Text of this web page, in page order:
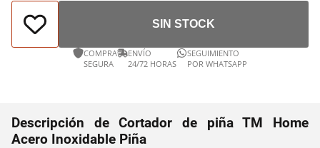
SIN STOCK
COMPRA
SEGURA
ENVÍO
24/72 HORAS
SEGUIMIENTO
POR WHATSAPP
Descripción de Cortador de piña TM Home
Acero Inoxidable Piña